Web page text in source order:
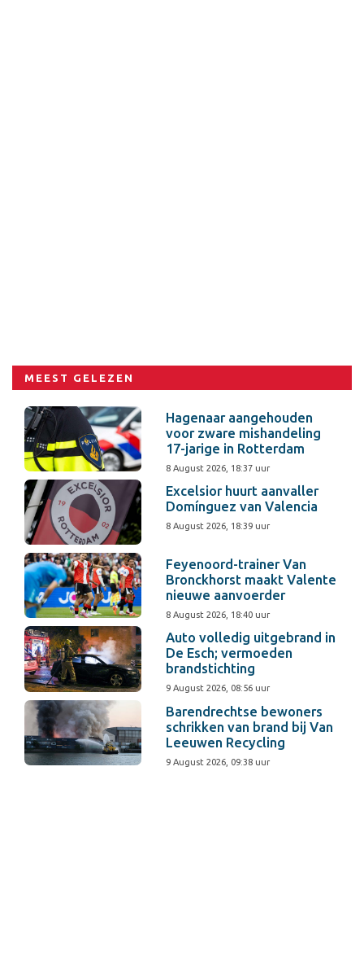
MEEST GELEZEN
Hagenaar aangehouden
voor zware mishandeling
17-jarige in Rotterdam
8 August 2026, 18:37 uur
Excelsior huurt aanvaller
Domínguez van Valencia
8 August 2026, 18:39 uur
Feyenoord-trainer Van
Bronckhorst maakt Valente
nieuwe aanvoerder
8 August 2026, 18:40 uur
Auto volledig uitgebrand in
De Esch; vermoeden
brandstichting
9 August 2026, 08:56 uur
Barendrechtse bewoners
schrikken van brand bij Van
Leeuwen Recycling
9 August 2026, 09:38 uur